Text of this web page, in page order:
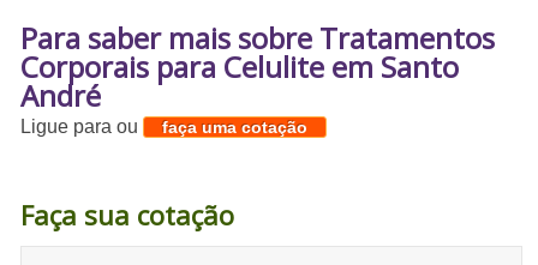
Para saber mais sobre Tratamentos
Corporais para Celulite em Santo
André
Ligue paraou faça uma cotação
Faça sua cotação